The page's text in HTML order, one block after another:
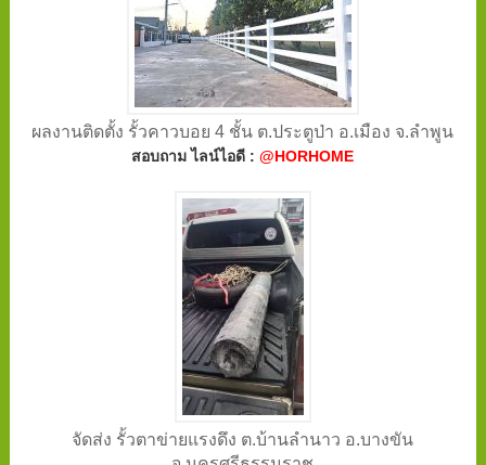
ผลงานติดตั้ง รั้วคาวบอย 4 ชั้น ต.ประตูป่า อ.เมือง จ.ลำพูน
สอบถาม ไลน์ไอดี :@HORHOME
จัดส่ง รั้วตาข่ายแรงดึง ต.บ้านลำนาว อ.บางขัน